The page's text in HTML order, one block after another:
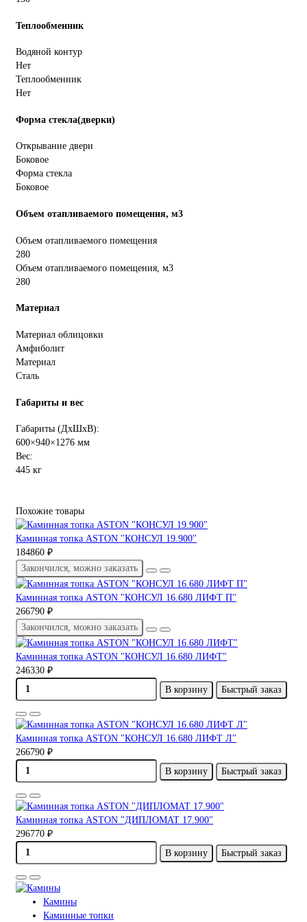
Теплообменник
Водяной контур
Нет
Теплообменник
Нет
Форма стекла(дверки)
Открывание двери
Боковое
Форма стекла
Боковое
Объем отапливаемого помещения, м3
Объем отапливаемого помещения
280
Объем отапливаемого помещения, м3
280
Материал
Материал облицовки
Амфиболит
Материал
Сталь
Габариты и вес
Габариты (ДхШхВ):
600×940×1276 мм
Вес:
445 кг
Похожие товары
Каминная топка ASTON "КОНСУЛ 19.900"
184860 ₽
Закончился, можно заказать
Каминная топка ASTON "КОНСУЛ 16.680 ЛИФТ П"
266790 ₽
Закончился, можно заказать
Каминная топка ASTON "КОНСУЛ 16.680 ЛИФТ"
246330 ₽
В корзину
Быстрый заказ
Каминная топка ASTON "КОНСУЛ 16.680 ЛИФТ Л"
266790 ₽
В корзину
Быстрый заказ
Каминная топка ASTON "ДИПЛОМАТ 17.900"
296770 ₽
В корзину
Быстрый заказ
Камины
Каминные топки